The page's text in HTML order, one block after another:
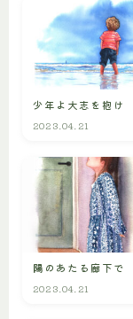
少年よ大志を抱け
2023.04.21
陽のあたる廊下で
2023.04.21